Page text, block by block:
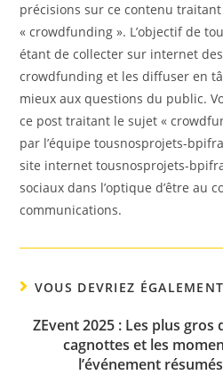
précisions sur ce contenu
« crowdfunding ». L’objectif de
étant de collecter sur internet
crowdfunding et les diffuser en
mieux aux questions du public.
ce post traitant le sujet «
par l’équipe tousnosprojets-
site internet tousnosprojets-
sociaux dans l’optique d’être au
communications.
VOUS DEVRIEZ
ZEvent 2025 : Les plus gros
cagnottes et les
l’événement